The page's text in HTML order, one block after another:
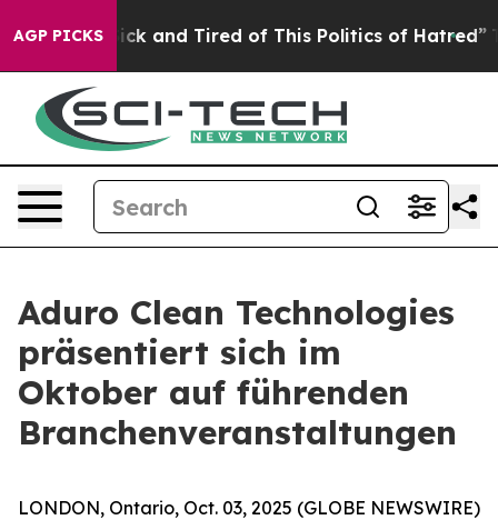
AGP PICKS
Sick and Tired of This Politics of Hatred” The
Aduro Clean Technologies
präsentiert sich im
Oktober auf führenden
Branchenveranstaltungen
LONDON, Ontario, Oct. 03, 2025 (GLOBE NEWSWIRE)